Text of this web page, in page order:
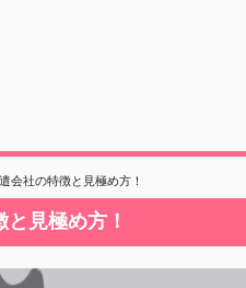
会社の特徴と見極め方！
見極め方！